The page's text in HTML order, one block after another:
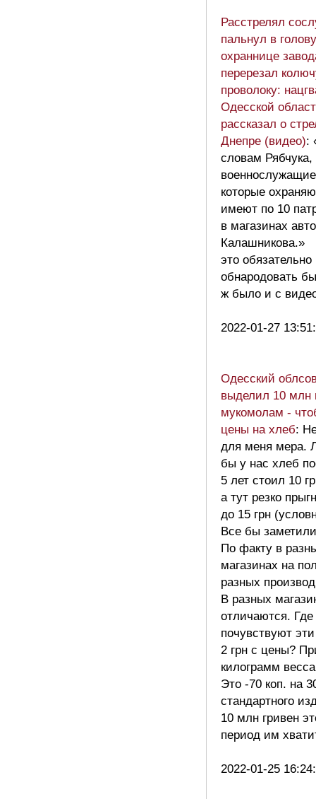
Расстрелял
пальнул в голову
охраннице
перерезал
проволоку:
Одесской
рассказал о
Днепре (видео):
словам Рябчука,
которые
имеют по 10
в магазинах
Калашникова.»
это обязательно
обнародовать
ж было и с
2022-01-27
Одесский
выделил 10 млн
мукомолам -
цены на хлеб:
для меня мера.
бы у нас хлеб
5 лет стоил 10
а тут резко
до 15 грн
Все бы
По факту в
магазинах на
разных
В разных
отличаются.
почувствуют
2 грн с цены?
килограмм
Это -70 коп. на
стандартного
10 млн гривен
период им
2022-01-25